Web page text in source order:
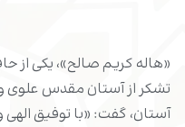
«هاله کریم صالح»، یکی از
تشکر از آستان مقدس علوی و
آستان، گفت: «با توفیق الهی